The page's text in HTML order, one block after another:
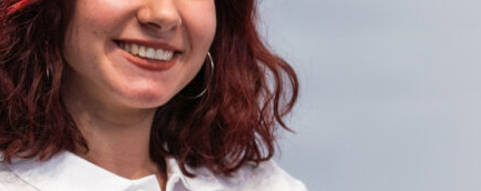
Дома
Публикации
Проекти